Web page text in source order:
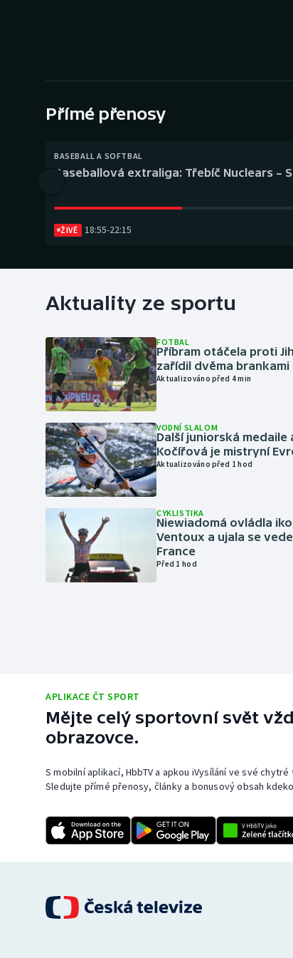
Gymnastika
Přímé přenosy
BASEBALL A SOFTBAL
Baseballová extraliga: Třebíč Nuclears –
ŽIVĚ 18:55-22:15
Aktuality ze sportu
FOTBAL
Příbram otáčela proti
zařídil dvěma brankami
Aktualizováno před 4 min
VODNÍ SLALOM
Další juniorská medaile
Kočířová je mistryní
Aktualizováno před 1 hod
CYKLISTIKA
Niewiadomá ovládla
Ventoux a ujala se
France
Před 1 hod
APLIKACE ČT SPORT
Mějte celý sportovní svět
obrazovce.
S mobilní aplikací, HbbTV a apkou iVysílání ve své
Sledujte přímé přenosy, články a bonusový obsah